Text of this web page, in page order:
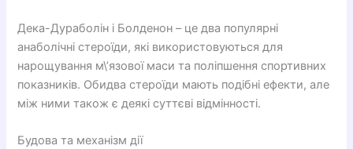
Дека-Дураболін і Болденон – це два популярні
анаболічні стероїди, які використовуються для
нарощування м\’язової маси та поліпшення спортивних
показників. Обидва стероїди мають подібні ефекти, але
між ними також є деякі суттєві відмінності.
Будова та механізм дії